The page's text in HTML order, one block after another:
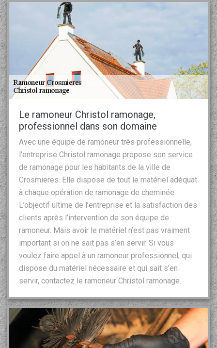
Le ramoneur Christol ramonage,
professionnel dans son domaine
Avec une équipe de ramoneur très professionnelle,
l’entreprise Christol ramonage propose son service
de ramonage pour les habitants de la ville de
Crosmieres. Elle dispose de tout le matériel adéquat
à chaque opération de ramonage de cheminée.
L’objectif ultime de l’entreprise et la satisfaction des
clients après l’intervention de son équipe de
ramoneur. Mais avoir le matériel n’est pas vraiment
important si on ne sait pas s’en servir. Si vous
voulez faire appel à un ramoneur professionnel, qui
dispose du matériel nécessaire et qui sait s’en
servir, contactez le ramoneur Christol ramonage.